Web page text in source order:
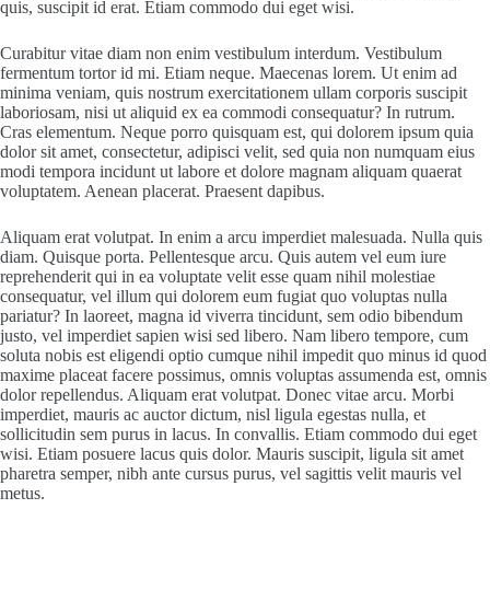
quis, suscipit id erat. Etiam commodo dui eget wisi.
Curabitur vitae diam non enim vestibulum interdum. Vestibulum
fermentum tortor id mi. Etiam neque. Maecenas lorem. Ut enim ad
minima veniam, quis nostrum exercitationem ullam corporis suscipit
laboriosam, nisi ut aliquid ex ea commodi consequatur? In rutrum.
Cras elementum. Neque porro quisquam est, qui dolorem ipsum quia
dolor sit amet, consectetur, adipisci velit, sed quia non numquam eius
modi tempora incidunt ut labore et dolore magnam aliquam quaerat
voluptatem. Aenean placerat. Praesent dapibus.
Aliquam erat volutpat. In enim a arcu imperdiet malesuada. Nulla quis
diam. Quisque porta. Pellentesque arcu. Quis autem vel eum iure
reprehenderit qui in ea voluptate velit esse quam nihil molestiae
consequatur, vel illum qui dolorem eum fugiat quo voluptas nulla
pariatur? In laoreet, magna id viverra tincidunt, sem odio bibendum
justo, vel imperdiet sapien wisi sed libero. Nam libero tempore, cum
soluta nobis est eligendi optio cumque nihil impedit quo minus id quod
maxime placeat facere possimus, omnis voluptas assumenda est, omnis
dolor repellendus. Aliquam erat volutpat. Donec vitae arcu. Morbi
imperdiet, mauris ac auctor dictum, nisl ligula egestas nulla, et
sollicitudin sem purus in lacus. In convallis. Etiam commodo dui eget
wisi. Etiam posuere lacus quis dolor. Mauris suscipit, ligula sit amet
pharetra semper, nibh ante cursus purus, vel sagittis velit mauris vel
metus.